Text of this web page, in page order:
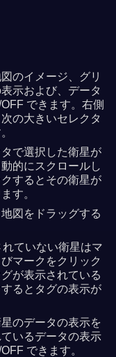
のイメージ、グリ
示および、データ
できます。右側
の大きいセレクタ
で選択した衛星が
的にスクロールし
するとその衛星が
す。
図をドラッグする
ていない衛星はマ
マークをクリック
が表示されている
るとタグの表示が
のデータの表示を
いるデータの表示
できます。